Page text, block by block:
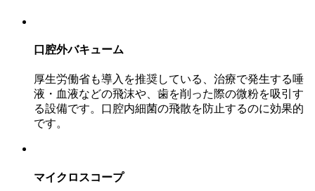
口腔外バキューム
厚生労働省も導入を推奨している、治療で発生する唾
液・血液などの飛沫や、歯を削った際の微粉を吸引す
る設備です。口腔内細菌の飛散を防止するのに効果的
です。
マイクロスコープ